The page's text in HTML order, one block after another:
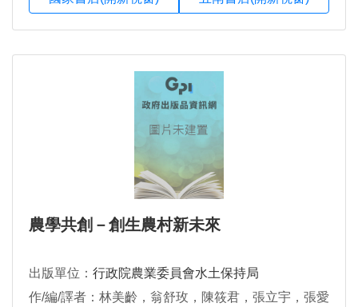
農學共創－創生農村新未來
出版單位： 行政院農業委員會水土保持局
作/編/譯者：林美齡，翁舒玫，陳筱君，張立宇，張愛